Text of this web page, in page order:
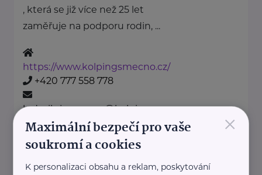
, která se již více než 25 let
zaměřuje na podporu rodin, ...
https://www.kolpingsmecno.cz/
+420 777 558 778
ludmila.janzurova@kolpingsmecno.cz
Ministerstvo práce a sociálních věcí ČR
Na Poříčním právu 1/376 Praha 2
×
Maximální bezpečí pro vaše
soukromí a cookies
K personalizaci obsahu a reklam, poskytování